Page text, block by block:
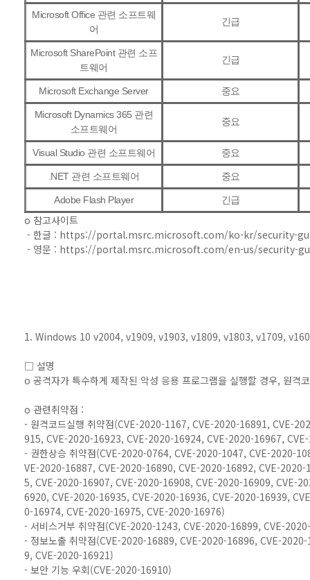
Microsoft Office 관련 소프트웨
어
긴급
Microsoft SharePoint 관련 소프
트웨어
긴급
Microsoft Exchange Server 중요
Microsoft Dynamics 365 관련
소프트웨어
중요
Visual Studio 관련 소프트웨어 중요
.NET 관련 소프트웨어 중요
Adobe Flash Player 긴급
o 참고사이트
- 한글 : https://portal.msrc.microsoft.com/ko-kr/security-
- 영문 : https://portal.msrc.microsoft.com/en-us/security-
1. Windows 10 v2004, v1909, v1903, v1809, v1803, v1709,
□ 설명
o 공격자가 특수하게 제작된 악성 응용 프로그램을 실행할 경우, 원격
o 관련취약점 :
- 원격코드실행 취약점(CVE-2020-1167, CVE-2020-16891, CVE-
915, CVE-2020-16923, CVE-2020-16924, CVE-2020-16967,
- 권한상승 취약점(CVE-2020-0764, CVE-2020-1047, CVE-2020-
VE-2020-16887, CVE-2020-16890, CVE-2020-16892, CVE-
5, CVE-2020-16907, CVE-2020-16908, CVE-2020-16909, CVE-
6920, CVE-2020-16935, CVE-2020-16936, CVE-2020-16939,
0-16974, CVE-2020-16975, CVE-2020-16976)
- 서비스거부 취약점(CVE-2020-1243, CVE-2020-16899, CVE-
- 정보노출 취약점(CVE-2020-16889, CVE-2020-16896, CVE-
9, CVE-2020-16921)
- 보안 기능 우회(CVE-2020-16910)